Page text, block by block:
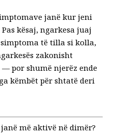
janë kur jeni
kësaj, ngarkesa juaj
të tilla si kolla,
zakonisht
— por shumë njerëz ende
këmbët për shtatë deri
më aktivë në dimër?